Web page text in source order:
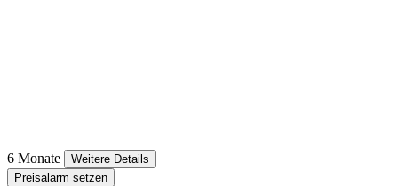
6 Monate
Weitere Details
Preisalarm setzen